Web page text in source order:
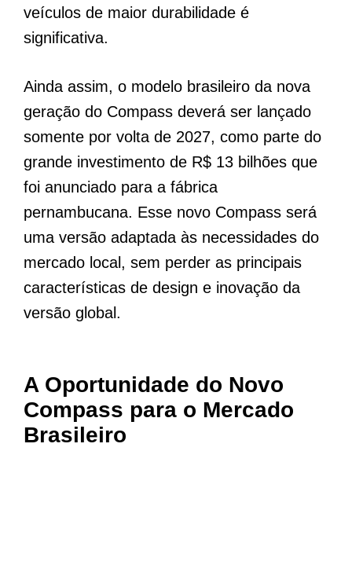
veículos de maior durabilidade é
significativa.
Ainda assim, o modelo brasileiro da nova
geração do Compass deverá ser lançado
somente por volta de 2027, como parte do
grande investimento de R$ 13 bilhões que
foi anunciado para a fábrica
pernambucana. Esse novo Compass será
uma versão adaptada às necessidades do
mercado local, sem perder as principais
características de design e inovação da
versão global.
A Oportunidade do Novo
Compass para o Mercado
Brasileiro